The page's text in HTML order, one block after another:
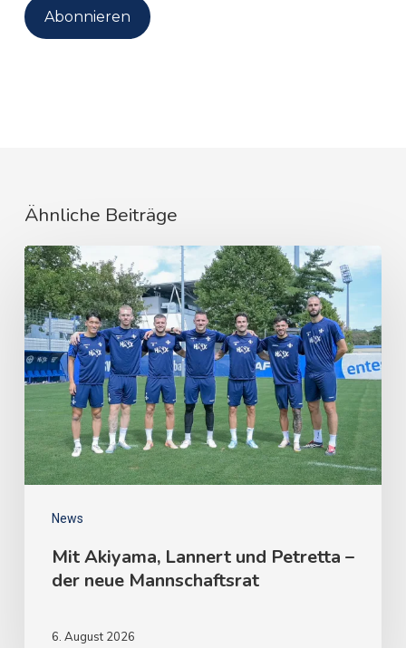
Adresse
Abonnieren
Ähnliche Beiträge
News
Mit Akiyama, Lannert und Petretta –
der neue Mannschaftsrat
6. August 2026